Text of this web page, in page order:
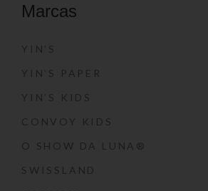
Marcas
YIN’S
YIN’S PAPER
YIN’S KIDS
CONVOY KIDS
O SHOW DA LUNA®
SWISSLAND